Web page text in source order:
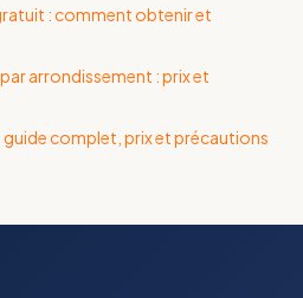
: comment obtenir et
arrondissement : prix et
complet, prix et précautions